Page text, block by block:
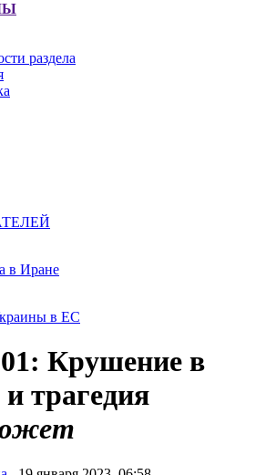
раздела
в Иране
в ЕС
Крушение в
трагедия